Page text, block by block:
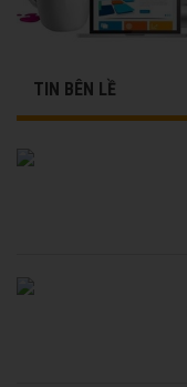
TIN BÊN LỀ